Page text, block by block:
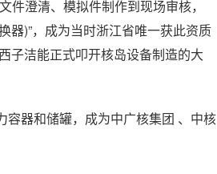
澄清、模拟件制作到现场审核，
器)”，成为当时浙江省唯一获此资质
子洁能正式叩开核岛设备制造的大
容器和储罐，成为中广核集团 、中核